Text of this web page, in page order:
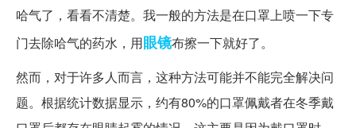
哈气了，看看不清楚。我一般的方法是在口罩上喷一下专
门去除哈气的药水，用眼镜布擦一下就好了。
然而，对于许多人而言，这种方法可能并不能完全解决问
题。根据统计数据显示，约有80%的口罩佩戴者在冬季戴